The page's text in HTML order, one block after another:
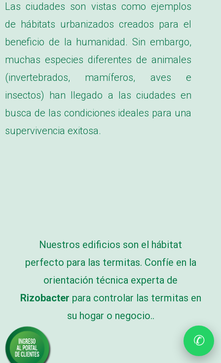
Las ciudades son vistas como ejemplos
de hábitats urbanizados creados para el
beneficio de la humanidad. Sin embargo,
muchas especies diferentes de animales
(invertebrados, mamíferos, aves e
insectos) han llegado a las ciudades en
busca de las condiciones ideales para una
supervivencia exitosa.
Nuestros edificios son el hábitat
perfecto para las termitas. Confíe en la
orientación técnica experta de
Rizobacter para controlar las termitas en
su hogar o negocio..
✆